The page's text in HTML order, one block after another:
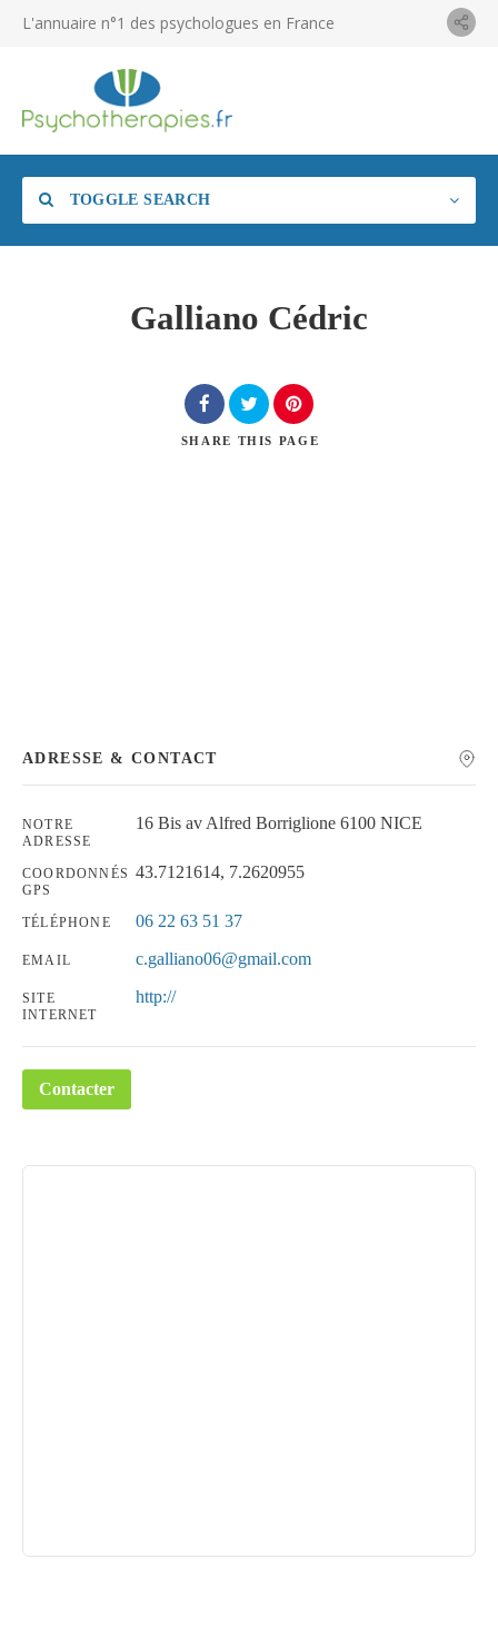
L'annuaire n°1 des psychologues en France
TOGGLE SEARCH
Galliano Cédric
SHARE THIS PAGE
ADRESSE & CONTACT
NOTRE
ADRESSE
16 Bis av Alfred Borriglione 6100 NICE
COORDONNÉS
GPS
43.7121614, 7.2620955
TÉLÉPHONE 06 22 63 51 37
EMAIL c.galliano06@gmail.com
SITE
INTERNET
http://
Contacter